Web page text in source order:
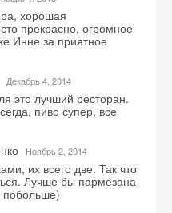
хорошая
прекрасно, огромное
Инне за приятное
Декабрь 4, 2014
это лучший ресторан.
пиво супер, все
Ноябрь 2, 2014
их всего две. Так что
Лучше бы пармезана